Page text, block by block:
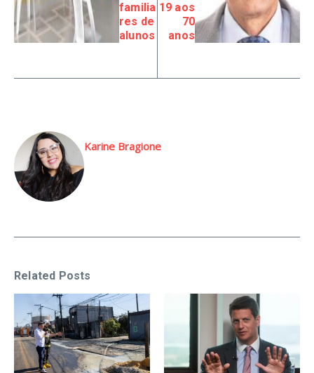
familia
res de
alunos
19 aos
70
anos
Karine Bragione
Related Posts